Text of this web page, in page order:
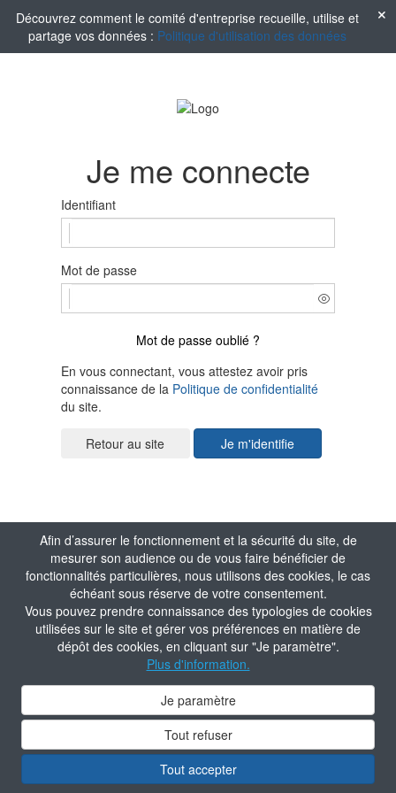
Afin d’assurer le fonctionnement et la sécurité du site, de
mesurer son audience ou de vous faire bénéficier de
fonctionnalités particulières, nous utilisons des cookies, le cas
échéant sous réserve de votre consentement.
Vous pouvez prendre connaissance des typologies de cookies
utilisées sur le site et gérer vos préférences en matière de
dépôt des cookies, en cliquant sur "Je paramètre".
Plus d'information.
Je paramètre
Tout refuser
Tout accepter
Découvrez comment le comité d'entreprise recueille, utilise et
partage vos données : Politique d'utilisation des données
Je me connecte
Identifiant
Mot de passe
Mot de passe oublié ?
En vous connectant, vous attestez avoir pris
connaissance de la Politique de confidentialité
du site.
Je m'identifie